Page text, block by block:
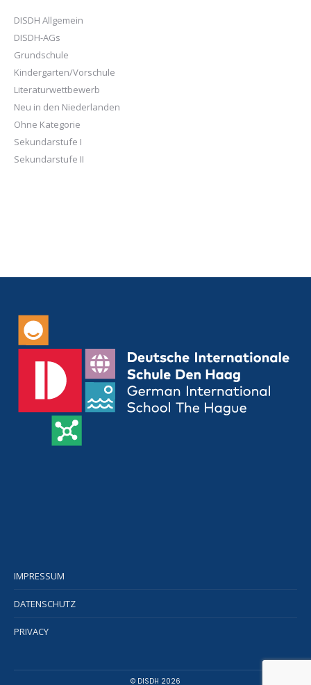
DISDH Allgemein
DISDH-AGs
Grundschule
Kindergarten/Vorschule
Literaturwettbewerb
Neu in den Niederlanden
Ohne Kategorie
Sekundarstufe I
Sekundarstufe II
IMPRESSUM
DATENSCHUTZ
PRIVACY
© DISDH 2026